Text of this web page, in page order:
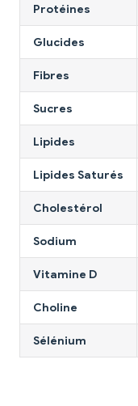
Protéines
Glucides
Fibres
Sucres
Lipides
Lipides Saturés
Cholestérol
Sodium
Vitamine D
Choline
Sélénium